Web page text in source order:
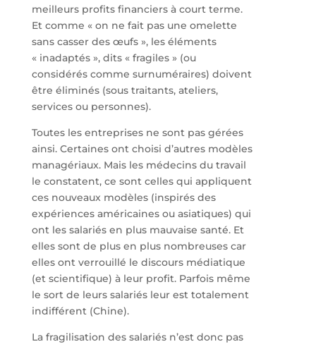
meilleurs profits financiers à court terme.
Et comme « on ne fait pas une omelette
sans casser des œufs », les éléments
« inadaptés », dits « fragiles » (ou
considérés comme surnuméraires) doivent
être éliminés (sous traitants, ateliers,
services ou personnes).
Toutes les entreprises ne sont pas gérées
ainsi. Certaines ont choisi d’autres modèles
managériaux. Mais les médecins du travail
le constatent, ce sont celles qui appliquent
ces nouveaux modèles (inspirés des
expériences américaines ou asiatiques) qui
ont les salariés en plus mauvaise santé. Et
elles sont de plus en plus nombreuses car
elles ont verrouillé le discours médiatique
(et scientifique) à leur profit. Parfois même
le sort de leurs salariés leur est totalement
indifférent (Chine).
La fragilisation des salariés n’est donc pas